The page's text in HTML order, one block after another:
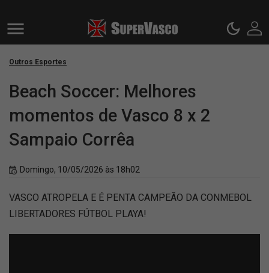
Outros Esportes
Beach Soccer: Melhores
momentos de Vasco 8 x 2
Sampaio Corrêa
Domingo, 10/05/2026 às 18h02
VASCO ATROPELA E É PENTA CAMPEÃO DA CONMEBOL
LIBERTADORES FÚTBOL PLAYA!